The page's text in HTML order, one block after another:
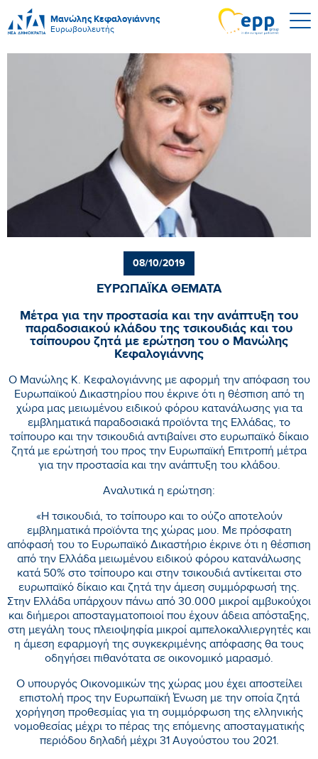
Μανώλης Κεφαλογιάννης
Ευρωβουλευτής
08/10/2019
ΕΥΡΩΠΑΪΚΑ ΘΕΜΑΤΑ
Μέτρα για την προστασία και την ανάπτυξη του
παραδοσιακού κλάδου της τσικουδιάς και του
τσίπουρου ζητά με ερώτηση του ο Μανώλης
Κεφαλογιάννης
Ο Μανώλης Κ. Κεφαλογιάννης με αφορμή την απόφαση του
Ευρωπαϊκού Δικαστηρίου που έκρινε ότι η θέσπιση από τη
χώρα μας μειωμένου ειδικού φόρου κατανάλωσης για τα
εμβληματικά παραδοσιακά προϊόντα της Ελλάδας, το
τσίπουρο και την τσικουδιά αντιβαίνει στο ευρωπαϊκό δίκαιο
ζητά με ερώτησή του προς την Ευρωπαϊκή Επιτροπή μέτρα
για την προστασία και την ανάπτυξη του κλάδου.
Αναλυτικά η ερώτηση:
«Η τσικουδιά, το τσίπουρο και το ούζο αποτελούν
εμβληματικά προϊόντα της χώρας μου. Με πρόσφατη
απόφασή του το Ευρωπαϊκό Δικαστήριο έκρινε ότι η θέσπιση
από την Ελλάδα μειωμένου ειδικού φόρου κατανάλωσης
κατά 50% στο τσίπουρο και στην τσικουδιά αντίκειται στο
ευρωπαϊκό δίκαιο και ζητά την άμεση συμμόρφωσή της.
Στην Ελλάδα υπάρχουν πάνω από 30.000 μικροί αμβυκούχοι
και διήμεροι αποσταγματοποιοί που έχουν άδεια απόσταξης,
στη μεγάλη τους πλειοψηφία μικροί αμπελοκαλλιεργητές και
η άμεση εφαρμογή της συγκεκριμένης απόφασης θα τους
οδηγήσει πιθανότατα σε οικονομικό μαρασμό.
Ο υπουργός Οικονομικών της χώρας μου έχει αποστείλει
επιστολή προς την Ευρωπαϊκή Ένωση με την οποία ζητά
χορήγηση προθεσμίας για τη συμμόρφωση της ελληνικής
νομοθεσίας μέχρι το πέρας της επόμενης αποσταγματικής
περιόδου δηλαδή μέχρι 31 Αυγούστου του 2021.